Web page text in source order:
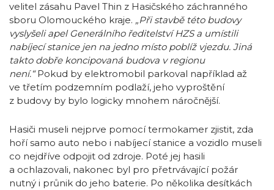
velitel zásahu Pavel Thin z Hasičského záchranného
sboru Olomouckého kraje. „Při stavbě této budovy
vyslyšeli apel Generálního ředitelství HZS a umístili
nabíjecí stanice jen na jedno místo poblíž vjezdu. Jiná
takto dobře koncipovaná budova v regionu
není.“Pokud by elektromobil parkoval například až
ve třetím podzemním podlaží, jeho vyproštění
z budovy by bylo logicky mnohem náročnější.
Hasiči museli nejprve pomocí termokamer zjistit, zda
hoří samo auto nebo i nabíjecí stanice a vozidlo museli
co nejdříve odpojit od zdroje. Poté jej hasili
a ochlazovali, nakonec byl pro přetrvávající požár
nutný i průnik do jeho baterie. Po několika desítkách